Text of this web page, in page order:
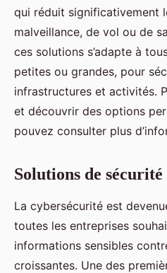
qui réduit significativement
malveillance, de vol ou de
ces solutions s’adapte à
petites ou grandes, pour
infrastructures et activités.
et découvrir des options
pouvez consulter plus
Solutions de
La cybersécurité est
toutes les entreprises
informations sensibles
croissantes. Une des